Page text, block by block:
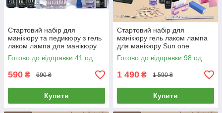
Стартовий набір для
манікюру та педикюру з гель
лаком лампа для манікюру
Sun One 48 Вт Led-Uv,
каучукова база топ 12 мл від
Готово до відправки 41 од.
590 ₴ 690 ₴
Купити
Стартовий набір для
манікюру гель лаком лампа
для манікюру Sun one
Фрезер ZS 601 база топ і
гель лак milano
Готово до відправки 98 од.
1 490 ₴ 1 590 ₴
Купити